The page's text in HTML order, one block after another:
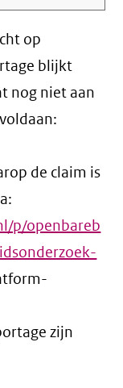
op
blijkt
nog niet aan
de claim is
p/openbareb
zijn